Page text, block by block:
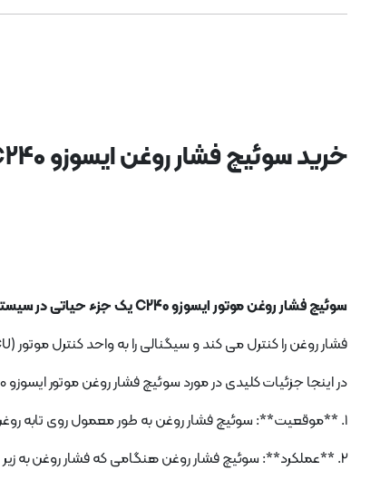
خرید سوئیچ فشار روغن ایسوزو C240
سوئیچ فشار روغن موتور ایسوزو C240 ​​یک جزء حیاتی در سیستم روغن کاری موتور است.
فشار روغن را کنترل می کند و سیگنالی را به واحد کنترل موتور (ECU) ارسال می کند تا نشان دهد که آیا فشار روغن در محدوده نرمال است یا خیر.
در اینجا جزئیات کلیدی در مورد سوئیچ فشار روغن موتور ایسوزو C240 ​​آمده است:
1. **موقعیت**: سوئیچ فشار روغن به طور معمول روی تابه روغن یا درپوش سوپاپ موتور قرار دارد. معمولاً در موقعیتی نصب می‌شود که بتواند فشار روغن را به طور مؤثر کنترل کند.
2. **عملکرد**: سوئیچ فشار روغن هنگامی که فشار روغن به زیر یک آستانه معین می رسد، سیگنالی را به ECU ارسال می کند.